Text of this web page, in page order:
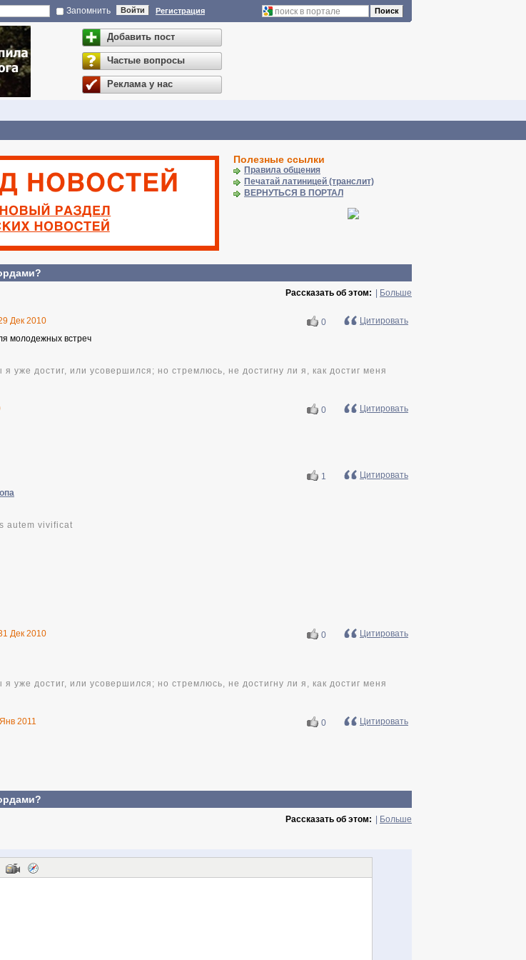
Запомнить Войти Регистрация Поиск
Добавить пост
Частые вопросы
Реклама у нас
Полезные ссылки
Правила общения
Печатай латиницей (транслит)
ВЕРНУТЬСЯ В ПОРТАЛ
Больше
Рассказать об этом:
Дек 2010 0
Цитировать
молодежных встреч
я уже достиг, или усовершился; но стремлюсь, не достигну ли я, как достиг меня
0
Цитировать
1
Цитировать
autem vivificat
Дек 2010 0
Цитировать
я уже достиг, или усовершился; но стремлюсь, не достигну ли я, как достиг меня
2011 0
Цитировать
Больше
Рассказать об этом: